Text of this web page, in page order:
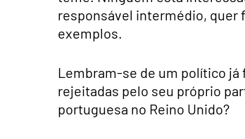
responsável intermédio, quer
exemplos.
Lembram-se de um político já
rejeitadas pelo seu próprio
portuguesa no Reino Unido?